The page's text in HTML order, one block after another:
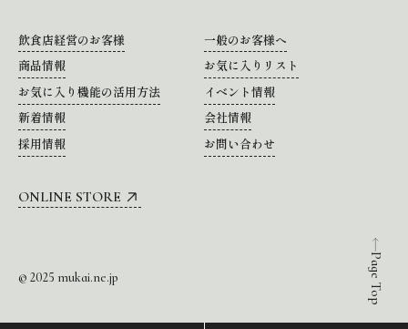
Page Top
飲食店経営のお客様
一般のお客様へ
商品情報
お気に入りリスト
お気に入り機能の活用方法
イベント情報
新着情報
会社情報
採用情報
お問い合わせ
ONLINE STORE
© 2025 mukai.ne.jp